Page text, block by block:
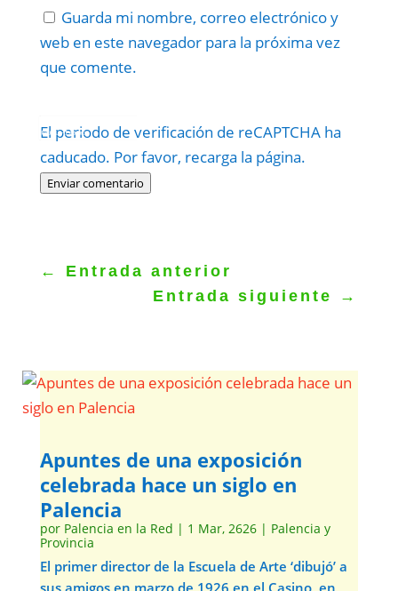
Guarda mi nombre, correo electrónico y
web en este navegador para la próxima vez
que comente.
El periodo de verificación de reCAPTCHA ha
caducado. Por favor, recarga la página.
Enviar comentario
Politica–Términos.
← Entrada anterior
Entrada siguiente
→
Apuntes de una exposición
celebrada hace un siglo en
Palencia
por Palencia en la Red | 1 Mar, 2626| Palencia y
Provincia
El primer director de la Escuela de Arte ‘dibujó’ a
sus amigos en marzo de 1926 en el Casino, en